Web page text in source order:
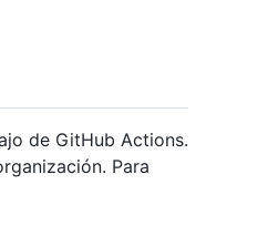
de GitHub Actions.
Para